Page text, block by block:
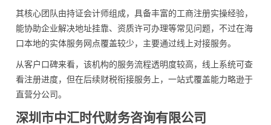
其核心团队由持证会计师组成，具备丰富的工商注册实操经验，
能协助企业解决地址挂靠、资质许可办理等常见问题，不过在海
口本地的实体服务网点覆盖较少，主要通过线上对接服务。
从客户口碑来看，该机构的服务流程透明度较高，线上系统可查
看注册进度，但在后续财税衔接服务上，一站式覆盖能力略逊于
直营分公司。
深圳市中汇时代财务咨询有限公司